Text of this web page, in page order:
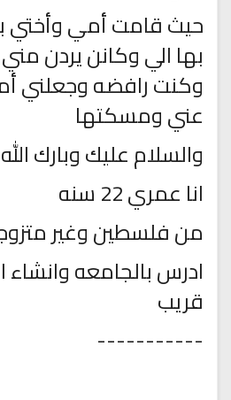
حيث قامت أمي وأختي
بها الي وكانن يردن
وكنت رافضه وجعلني
عني ومسكتها
والسلام عليك وبارك
انا عمري 22 سنه
من فلسطين وغير
ادرس بالجامعه وانشاء
قريب
-----------